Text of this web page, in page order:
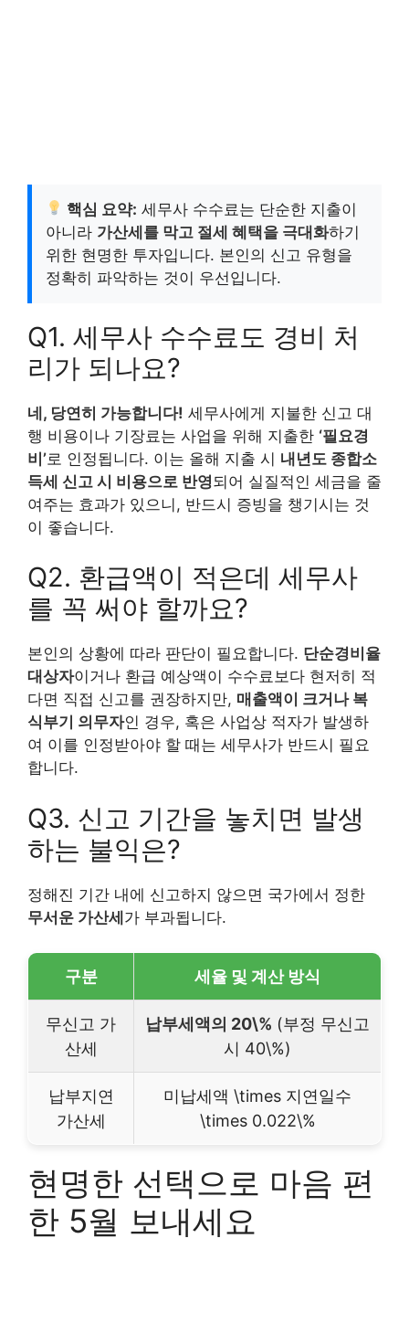
핵심 요약: 세무사 수수료는 단순한 지출이
아니라 가산세를 막고 절세 혜택을 극대화하기
위한 현명한 투자입니다. 본인의 신고 유형을
정확히 파악하는 것이 우선입니다.
Q1. 세무사 수수료도 경비 처
리가 되나요?
네, 당연히 가능합니다! 세무사에게 지불한 신고 대
행 비용이나 기장료는 사업을 위해 지출한 ‘필요경
비’로 인정됩니다. 이는 올해 지출 시 내년도 종합소
득세 신고 시 비용으로 반영되어 실질적인 세금을 줄
여주는 효과가 있으니, 반드시 증빙을 챙기시는 것
이 좋습니다.
Q2. 환급액이 적은데 세무사
를 꼭 써야 할까요?
본인의 상황에 따라 판단이 필요합니다. 단순경비율
대상자이거나 환급 예상액이 수수료보다 현저히 적
다면 직접 신고를 권장하지만, 매출액이 크거나 복
식부기 의무자인 경우, 혹은 사업상 적자가 발생하
여 이를 인정받아야 할 때는 세무사가 반드시 필요
합니다.
Q3. 신고 기간을 놓치면 발생
하는 불익은?
정해진 기간 내에 신고하지 않으면 국가에서 정한
무서운 가산세가 부과됩니다.
구분 세율 및 계산 방식
무신고 가
산세
납부세액의 20\% (부정 무신고
시 40\%)
납부지연
가산세
미납세액 \times 지연일수
\times 0.022\%
현명한 선택으로 마음 편
한 5월 보내세요